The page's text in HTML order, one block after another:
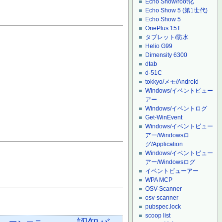
Echo Show/root化
Echo Show 5 (第1世代)
Echo Show 5
OnePlus 15T
タブレット/防水
Helio G99
Dimensity 6300
dtab
d-51C
tokkyo/メモ/Android
Windows/イベントビュー
アー
Windows/イベントログ
Get-WinEvent
Windows/イベントビュー
アー/Windowsロ
グ/Application
Windows/イベントビュー
アー/Windowsログ
イベントビューアー
WPA MCP
OSV-Scanner
osv-scanner
pubspec.lock
scoop list